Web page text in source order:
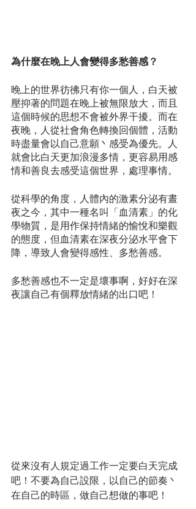
為什麼在晚上人會變得多愁善感？
晚上的世界彷彿只有你一個人，白天被
壓抑著的問題在晚上被無限放大，而且
這個時候的思想不會被外界干擾。而在
夜晚，人從社會角色轉換回個體，活動
時盡量會以自己意願丶感受為優先。人
就會比白天更加浪漫多情，更容易用感
情和善良去感受這個世界，處理事情。
從科學的角度，人體內的激素分泌有晝
夜之今，其中一種名叫「血清素」的化
學物質，是用作保持情緒的愉悅和樂觀
的態度，但血清素在深夜分泌水平會下
降，導致人會變得感性、多愁善感。
多愁善感也不一定是壞事啊，好好在深
夜讓自己有個釋放情緒的出口吧！
從來沒有人規定過工作一定要白天完成
吧！不要為自己設限，以自己的節奏丶
在自己的時區，做自己想做的事吧！